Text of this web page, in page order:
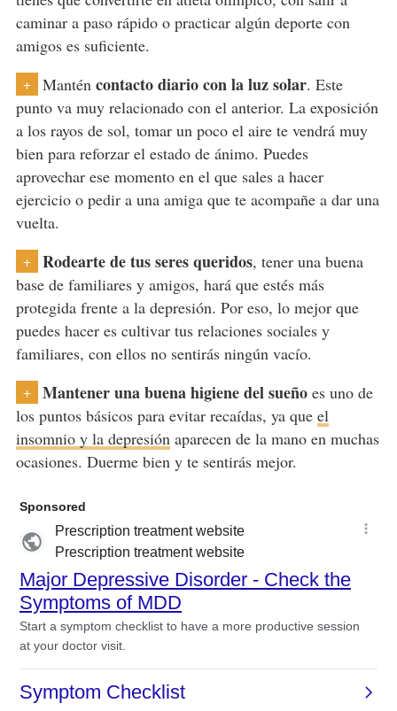
caminar a paso rápido o practicar algún deporte con
amigos es suficiente.
+ Mantén contacto diario con la luz solar. Este
punto va muy relacionado con el anterior. La exposición
a los rayos de sol, tomar un poco el aire te vendrá muy
bien para reforzar el estado de ánimo. Puedes
aprovechar ese momento en el que sales a hacer
ejercicio o pedir a una amiga que te acompañe a dar una
vuelta.
+ Rodearte de tus seres queridos, tener una buena
base de familiares y amigos, hará que estés más
protegida frente a la depresión. Por eso, lo mejor que
puedes hacer es cultivar tus relaciones sociales y
familiares, con ellos no sentirás ningún vacío.
+ Mantener una buena higiene del sueñoes uno de
los puntos básicos para evitar recaídas, ya que el
insomnio y la depresiónaparecen de la mano en muchas
ocasiones. Duerme bien y te sentirás mejor.